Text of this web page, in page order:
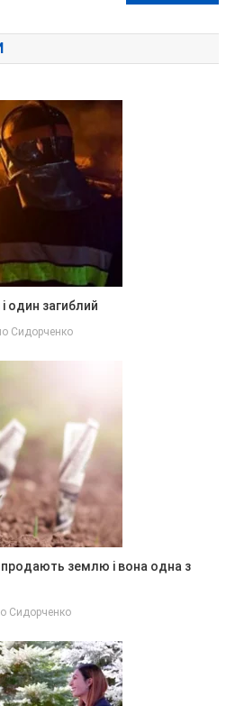
один загиблий
Сидорченко
продають землю і вона одна з
Сидорченко